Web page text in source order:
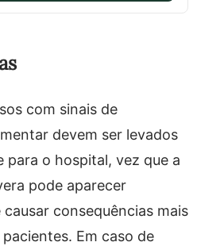
com sinais de
devem ser levados
para o hospital, vez que a
pode aparecer
consequências mais
Em caso de